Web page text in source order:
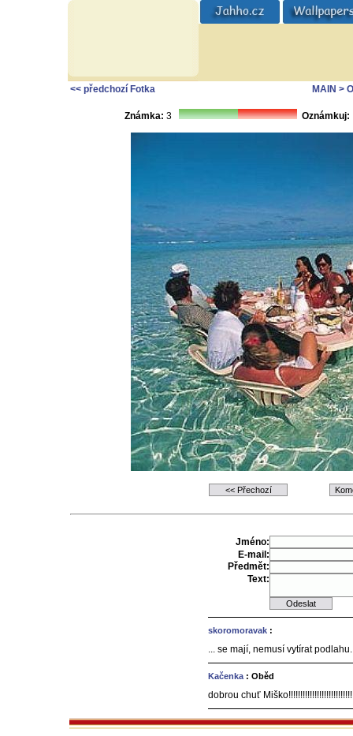
<< předchozí Fotka MAIN >
Známka: 3 Oznámkuj:
Jméno:
E-mail:
Předmět:
Text:
skoromoravak :
... se mají, nemusí vytírat podlahu.
Kačenka : Oběd
dobrou chuť